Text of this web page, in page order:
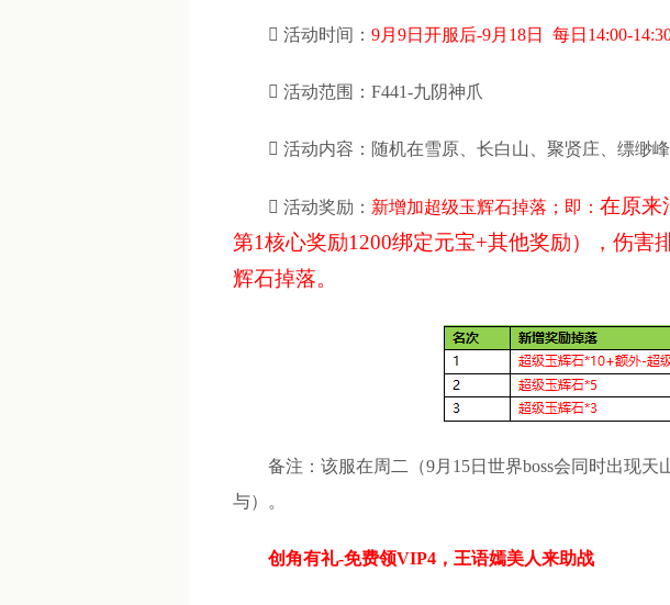
 活动时间： 9月9日开服后-9月18日 每日14:00-
 活动范围：F441-九阴神爪
 活动内容：随机在雪原、长白山、聚贤庄、缥缈
 活动奖励： 新增加超级玉辉石掉落； 即： 在原来
第1核心奖励1200绑定元宝+其他奖励），伤害
辉石掉落。
备注：该服在周二（9月15日世界boss会同时出现
与）。
创角有礼-免费领VIP4，王语嫣美人来助战